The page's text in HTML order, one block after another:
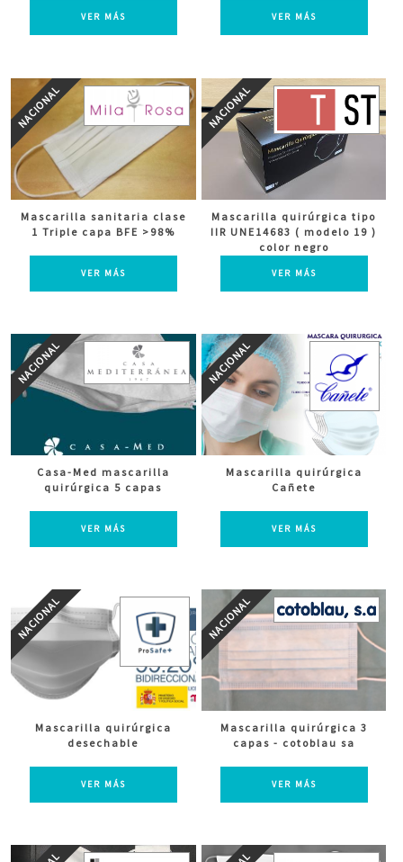
VER MÁS VER MÁS
Mascarilla sanitaria clase
1 Triple capa BFE >98%
VER MÁS
Mascarilla quirúrgica tipo
IIR UNE14683 ( modelo 19 )
color negro
VER MÁS
Casa-Med mascarilla
quirúrgica 5 capas
VER MÁS
Mascarilla quirúrgica
Cañete
VER MÁS
Mascarilla quirúrgica
desechable
VER MÁS
Mascarilla quirúrgica 3
capas - cotoblau sa
VER MÁS